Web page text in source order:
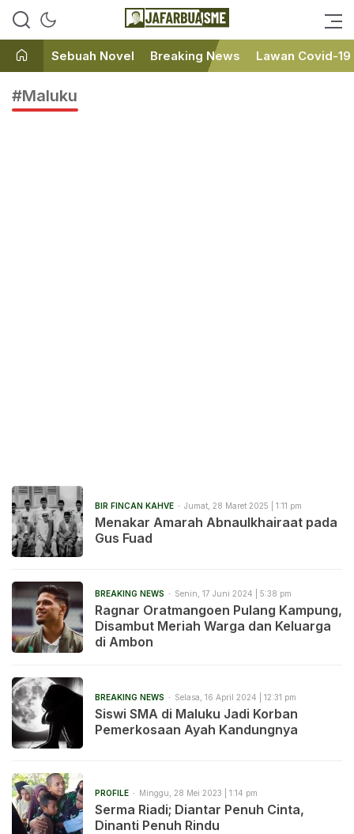
JafarBua
Ini bukan Media Online, Ini
Sebuah Novel Breaking News Lawan Covid-19
#Maluku
BIR FINCAN KAHVE Jumat, 28 Maret 2025 | 1:11 pm
Menakar Amarah Abnaulkhairaat pada
Gus Fuad
BREAKING NEWS Senin, 17 Juni 2024 | 5:38 pm
Ragnar Oratmangoen Pulang Kampung,
Disambut Meriah Warga dan Keluarga
di Ambon
BREAKING NEWS Selasa, 16 April 2024 | 12:31 pm
Siswi SMA di Maluku Jadi Korban
Pemerkosaan Ayah Kandungnya
PROFILE Minggu, 28 Mei 2023 | 1:14 pm
Serma Riadi; Diantar Penuh Cinta,
Dinanti Penuh Rindu